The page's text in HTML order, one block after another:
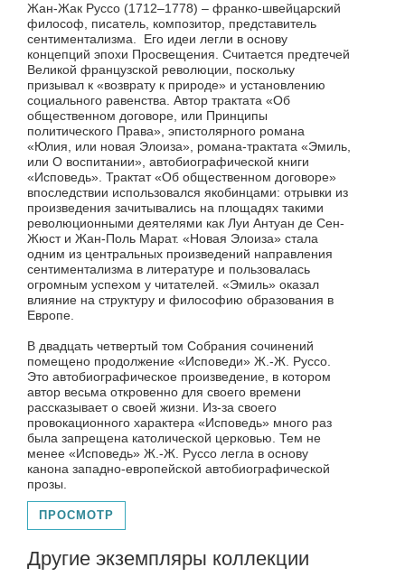
Жан-Жак Руссо (1712–1778) – франко-швейцарский
философ, писатель, композитор, представитель
сентиментализма. Его идеи легли в основу
концепций эпохи Просвещения. Считается предтечей
Великой французской революции, поскольку
призывал к «возврату к природе» и установлению
социального равенства. Автор трактата «Об
общественном договоре, или Принципы
политического Права», эпистолярного романа
«Юлия, или новая Элоиза», романа-трактата «Эмиль,
или О воспитании», автобиографической книги
«Исповедь». Трактат «Об общественном договоре»
впоследствии использовался якобинцами: отрывки из
произведения зачитывались на площадях такими
революционными деятелями как Луи Антуан де Сен-
Жюст и Жан-Поль Марат. «Новая Элоиза» стала
одним из центральных произведений направления
сентиментализма в литературе и пользовалась
огромным успехом у читателей. «Эмиль» оказал
влияние на структуру и философию образования в
Европе.
В двадцать четвертый том Собрания сочинений
помещено продолжение «Исповеди» Ж.-Ж. Руссо.
Это автобиографическое произведение, в котором
автор весьма откровенно для своего времени
рассказывает о своей жизни. Из-за своего
провокационного характера «Исповедь» много раз
была запрещена католической церковью. Тем не
менее «Исповедь» Ж.-Ж. Руссо легла в основу
канона западно-европейской автобиографической
прозы.
ПРОСМОТР
Другие экземпляры коллекции